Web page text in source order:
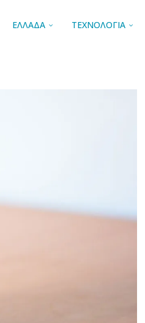
ΕΛΛΑΔΑ ΤΕΧΝΟΛΟΓΙΑ